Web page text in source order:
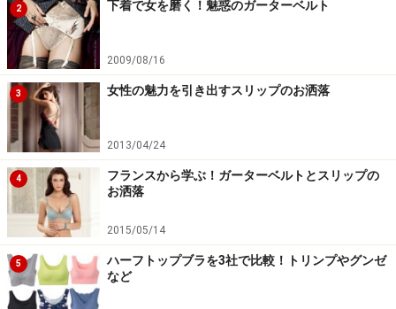
2 下着で女を磨く！魅惑のガーターベルト
2009/08/16
3 女性の魅力を引き出すスリップのお洒落
2013/04/24
4
フランスから学ぶ！ガーターベルトとスリップの
お洒落
2015/05/14
5
ハーフトップブラを3社で比較！トリンプやグンゼ
など